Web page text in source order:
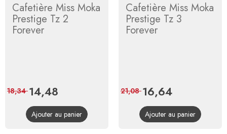
Cafetière Miss Moka
Prestige Tz 2
Forever
Prix
14,48
de
base
18,34
Ajouter au panier
Cafetière Miss Moka
Prestige Tz 3
Forever
Prix
16,64
de
base
21,08
Ajouter au panier